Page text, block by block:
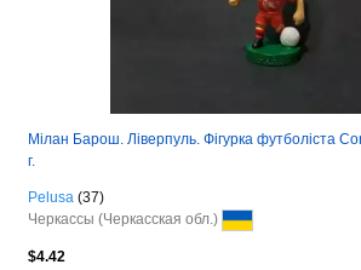
Мілан Барош. Ліверпуль. Фігурка футболіста
г.
Pelusa (37)
Черкассы (Черкасская обл.)
$4.42